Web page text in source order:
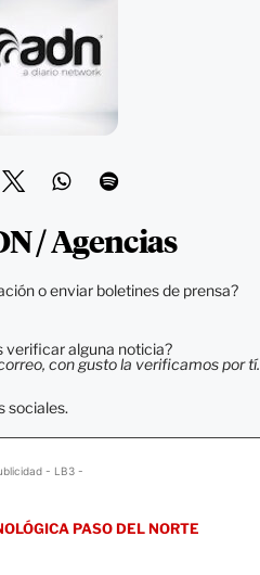
/ Agencias
o enviar boletines de prensa?
verificar alguna noticia?
con gusto la verificamos por tí.
sociales.
- LB3 -
PASO DEL NORTE